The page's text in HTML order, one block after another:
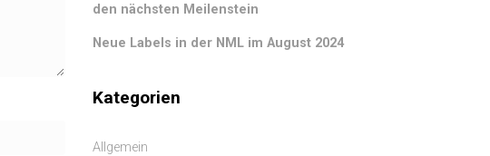
den nächsten Meilenstein
Neue Labels in der NML im August 2024
Kategorien
Allgemein